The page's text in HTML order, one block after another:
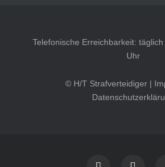
Telefonische Erreichbarkeit:
Uhr
© H/T Strafverteidiger |